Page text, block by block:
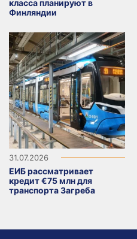
класса планируют в
Финляндии
31.07.2026
ЕИБ рассматривает
кредит €75 млн для
транспорта Загреба